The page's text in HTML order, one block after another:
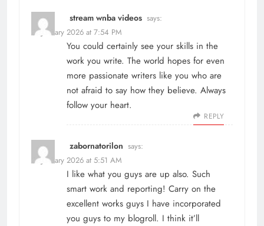
stream wnba videos says:
13 January 2026 at 7:54 PM
You could certainly see your skills in the
work you write. The world hopes for even
more passionate writers like you who are
not afraid to say how they believe. Always
follow your heart.
REPLY
zabornatorilon says:
21 January 2026 at 5:51 AM
I like what you guys are up also. Such
smart work and reporting! Carry on the
excellent works guys I have incorporated
you guys to my blogroll. I think it’ll